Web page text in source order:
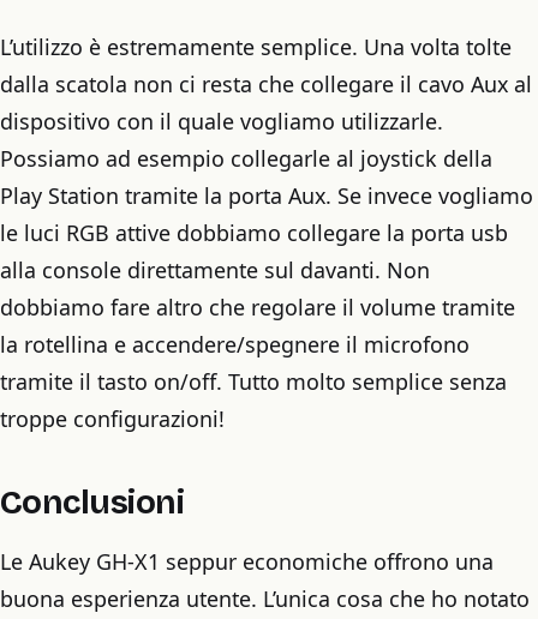
L’utilizzo è estremamente semplice. Una volta tolte
dalla scatola non ci resta che collegare il cavo Aux al
dispositivo con il quale vogliamo utilizzarle.
Possiamo ad esempio collegarle al joystick della
Play Station tramite la porta Aux. Se invece vogliamo
le luci RGB attive dobbiamo collegare la porta usb
alla console direttamente sul davanti. Non
dobbiamo fare altro che regolare il volume tramite
la rotellina e accendere/spegnere il microfono
tramite il tasto on/off. Tutto molto semplice senza
troppe configurazioni!
Conclusioni
Le Aukey GH-X1 seppur economiche offrono una
buona esperienza utente. L’unica cosa che ho notato